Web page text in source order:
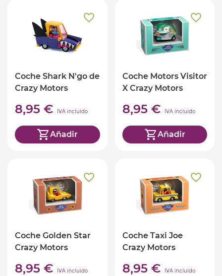
Coche Shark N'go de
Crazy Motors
8,95 € IVA incluido
Añadir
Coche Motors Visitor
X Crazy Motors
8,95 € IVA incluido
Añadir
Coche Golden Star
Crazy Motors
8,95 € IVA incluido
Coche Taxi Joe
Crazy Motors
8,95 € IVA incluido